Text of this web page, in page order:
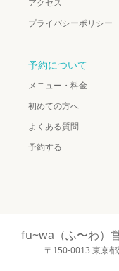
プライバシーポリシー
予約について
メニュー・料金
初めての方へ
よくある質問
予約する
fu~wa（ふ〜わ）
〒150-0013 東京